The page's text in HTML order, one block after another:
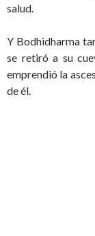
salud.
Y Bodhidharma
se retiró a su
emprendió la
de él.